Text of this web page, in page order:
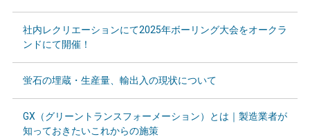
社内レクリエーションにて2025年ボーリング大会をオークラ
ンドにて開催！
蛍石の埋蔵・生産量、輸出入の現状について
GX（グリーントランスフォーメーション）とは｜製造業者が
知っておきたいこれからの施策